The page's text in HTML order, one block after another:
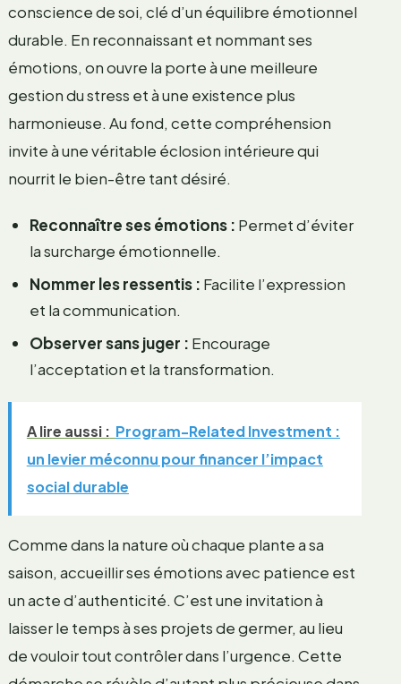
conscience de soi, clé d’un équilibre émotionnel
durable. En reconnaissant et nommant ses
émotions, on ouvre la porte à une meilleure
gestion du stress et à une existence plus
harmonieuse. Au fond, cette compréhension
invite à une véritable éclosion intérieure qui
nourrit le bien-être tant désiré.
Reconnaître ses émotions : Permet d’éviter
la surcharge émotionnelle.
Nommer les ressentis : Facilite l’expression
et la communication.
Observer sans juger : Encourage
l’acceptation et la transformation.
A lire aussi : Program-Related Investment :
un levier méconnu pour financer l’impact
social durable
Comme dans la nature où chaque plante a sa
saison, accueillir ses émotions avec patience est
un acte d’authenticité. C’est une invitation à
laisser le temps à ses projets de germer, au lieu
de vouloir tout contrôler dans l’urgence. Cette